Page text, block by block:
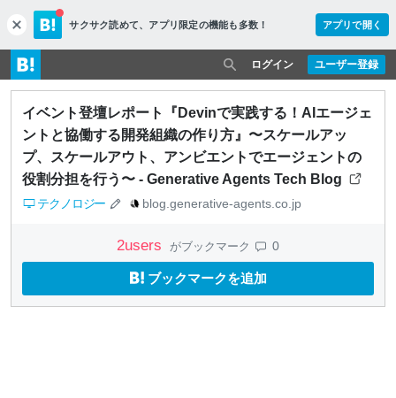
c
l
o
s
e
サクサク読めて、 アプリ限定の機能も多数！ アプリで開く
ユーザー登録
ログイン
イベント登壇レポート『Devinで実践する！AIエージェ
ントと協働する開発組織の作り方』〜スケールアッ
プ、スケールアウト、アンビエントでエージェントの
役割分担を行う〜 - Generative Agents Tech Blog
テクノロジー blog.generative-agents.co.jp
2users がブックマーク 0
ブックマークを追加